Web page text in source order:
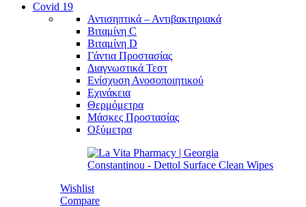
Covid 19
Αντισηπτικά – Αντιβακτηριακά
Βιταμίνη C
Βιταμίνη D
Γάντια Προστασίας
Διαγνωστικά Τεστ
Ενίσχυση Ανοσοποιητικού
Εχινάκεια
Θερμόμετρα
Μάσκες Προστασίας
Οξύμετρα
Wishlist
Compare